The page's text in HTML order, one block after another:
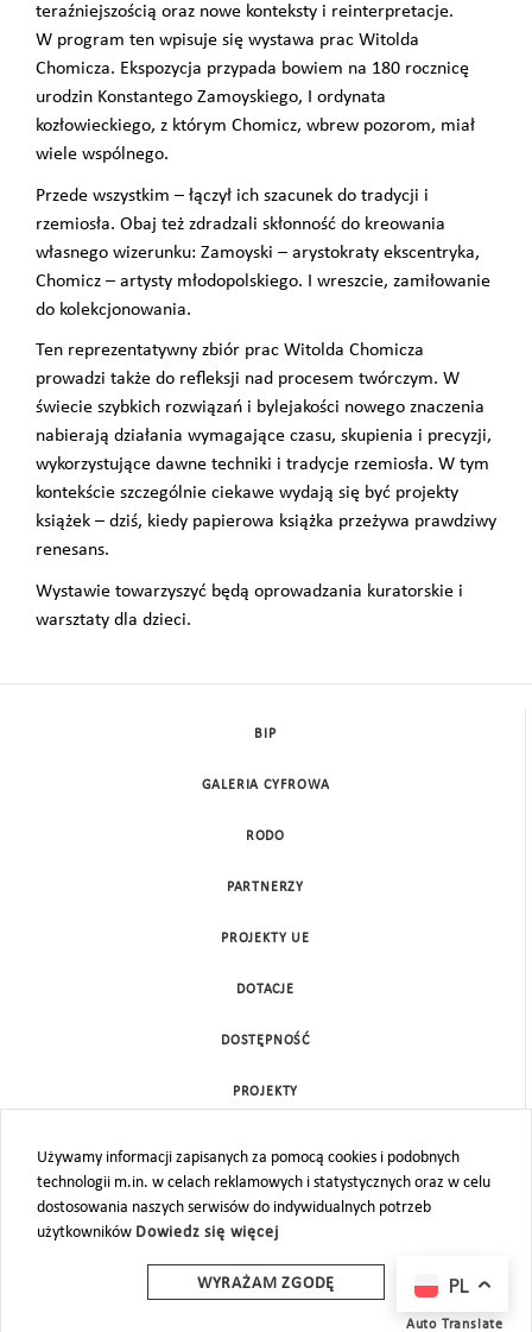
teraźniejszością oraz nowe konteksty i reinterpretacje.
W program ten wpisuje się wystawa prac Witolda
Chomicza. Ekspozycja przypada bowiem na 180 rocznicę
urodzin Konstantego Zamoyskiego, I ordynata
kozłowieckiego, z którym Chomicz, wbrew pozorom, miał
wiele wspólnego.
Przede wszystkim – łączył ich szacunek do tradycji i
rzemiosła. Obaj też zdradzali skłonność do kreowania
własnego wizerunku: Zamoyski – arystokraty ekscentryka,
Chomicz – artysty młodopolskiego. I wreszcie, zamiłowanie
do kolekcjonowania.
Ten reprezentatywny zbiór prac Witolda Chomicza
prowadzi także do refleksji nad procesem twórczym. W
świecie szybkich rozwiązań i bylejakości nowego znaczenia
nabierają działania wymagające czasu, skupienia i precyzji,
wykorzystujące dawne techniki i tradycje rzemiosła. W tym
kontekście szczególnie ciekawe wydają się być projekty
książek – dziś, kiedy papierowa książka przeżywa prawdziwy
renesans.
Wystawie towarzyszyć będą oprowadzania kuratorskie i
warsztaty dla dzieci.
Używamy informacji zapisanych za pomocą cookies i podobnych
technologii m.in. w celach reklamowych i statystycznych oraz w celu
dostosowania naszych serwisów do indywidualnych potrzeb
użytkowników Dowiedz się więcej
WYRAŻAM ZGODĘ
BIP
GALERIA CYFROWA
RODO
PARTNERZY
PROJEKTY UE
DOTACJE
DOSTĘPNOŚĆ
PROJEKTY
MAPA STRONY
PL
Auto Translate